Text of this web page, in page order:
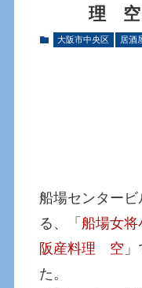
理 空
大阪市中央区 居酒
船場センター
る、「船場女将
阪産料理 空
た。